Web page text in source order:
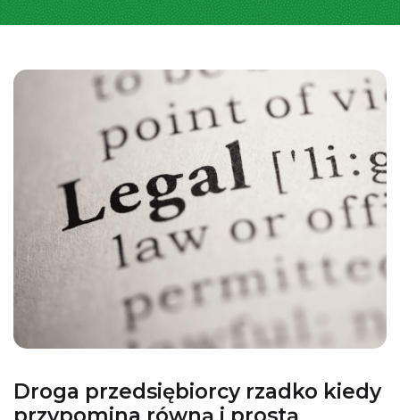
Droga przedsiębiorcy rzadko kiedy